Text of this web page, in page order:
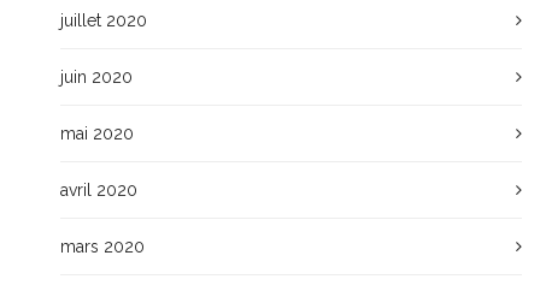
juillet 2020
juin 2020
mai 2020
avril 2020
mars 2020